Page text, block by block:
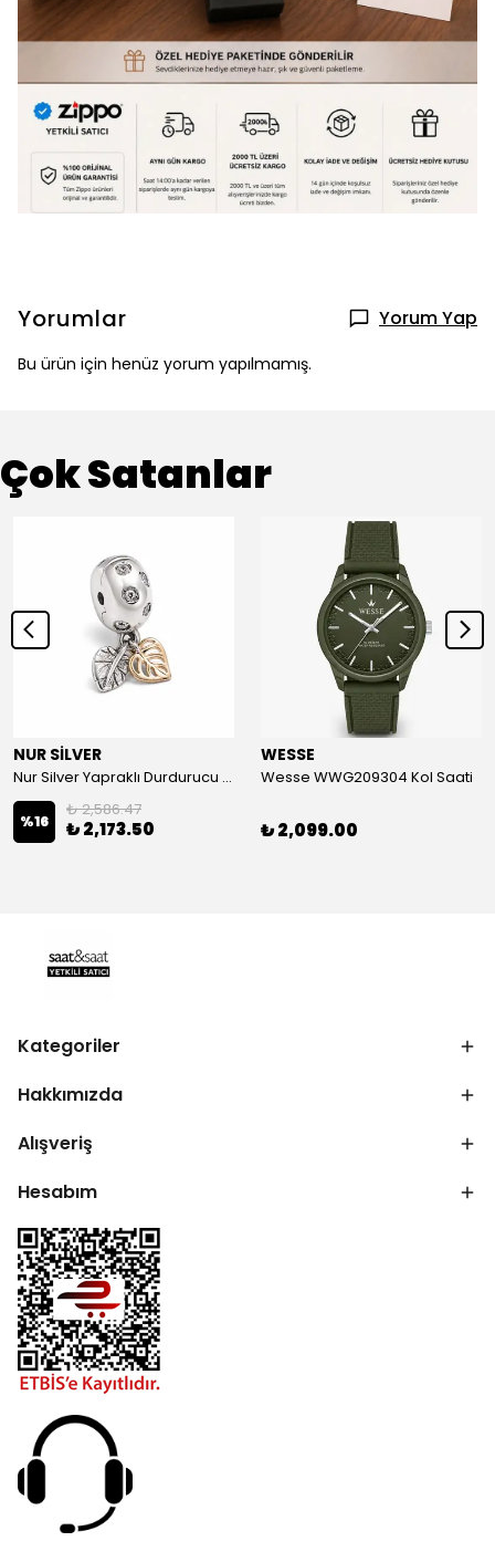
Yorumlar Yorum Yap
Bu ürün için henüz yorum yapılmamış.
Çok Satanlar
NUR SİLVER
Nur Silver Yapraklı Durdurucu Gümüş Charm - NUR-CM00501
%16
₺ 2,586.47
₺ 2,173.50
WESSE
Wesse WWG209304 Kol Saati
₺ 2,099.00
Kategoriler
Hakkımızda
Alışveriş
Hesabım